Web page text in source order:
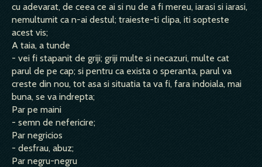
cu adevarat, de ceea ce ai si nu de a fi mereu, iarasi si iarasi,
nemultumit ca n-ai destul; traieste-ti clipa, iti sopteste
acest vis;
A taia, a tunde
- vei fi stapanit de griji; griji multe si necazuri, multe cat
parul de pe cap; si pentru ca exista o speranta, parul va
creste din nou, tot asa si situatia ta va fi, fara indoiala, mai
buna, se va indrepta;
Par pe maini
- semn de nefericire;
Par negricios
- desfrau, abuz;
Par negru-negru